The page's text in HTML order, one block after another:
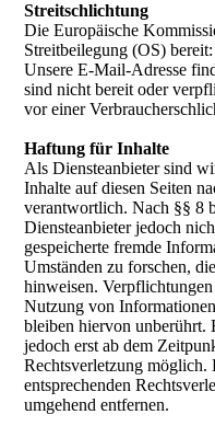
Streitschlichtung
Die Europäische
Streitbeilegung (OS)
Unsere E-Mail-Adresse
sind nicht bereit oder
vor einer
Haftung für Inhalte
Als Diensteanbieter sind
Inhalte auf diesen Seiten
verantwortlich. Nach §§ 8
Diensteanbieter jedoch
gespeicherte fremde
Umständen zu forschen,
hinweisen.
Nutzung von
bleiben hiervon unberührt.
jedoch erst ab dem
Rechtsverletzung
entsprechenden
umgehend entfernen.